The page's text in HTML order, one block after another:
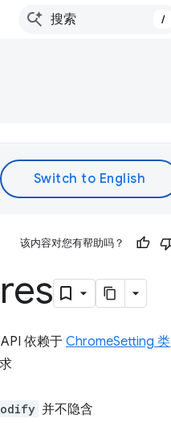
/
该内容对您有帮助吗？
依赖于 ChromeSetting 类
并不隐含